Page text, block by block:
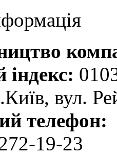
вул.
телефон:
19-23